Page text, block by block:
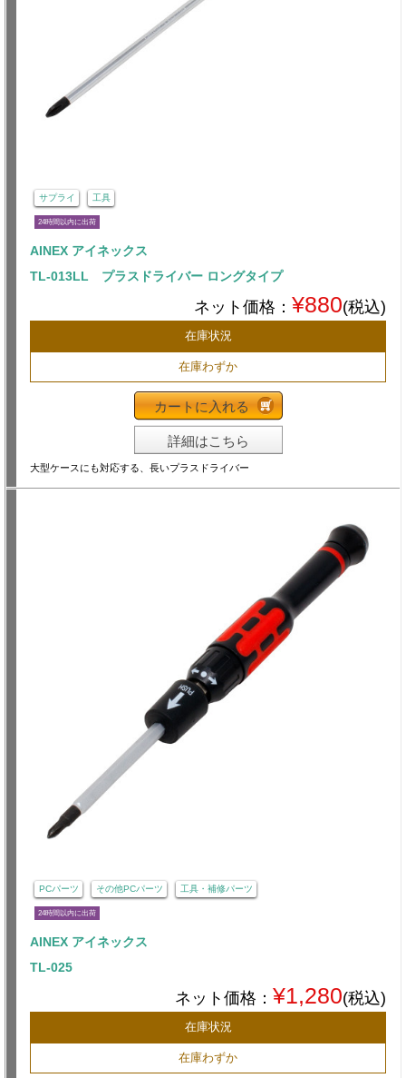
サプライ 工具
24時間以内に出荷
AINEX アイネックス
TL-013LL プラスドライバー ロングタイプ
ネット価格： ¥880(税込)
在庫状況
在庫わずか
カートに入れる
詳細はこちら
大型ケースにも対応する、長いプラスドライバー
PCパーツ その他PCパーツ 工具・補修パーツ
24時間以内に出荷
AINEX アイネックス
TL-025
ネット価格： ¥1,280(税込)
在庫状況
在庫わずか